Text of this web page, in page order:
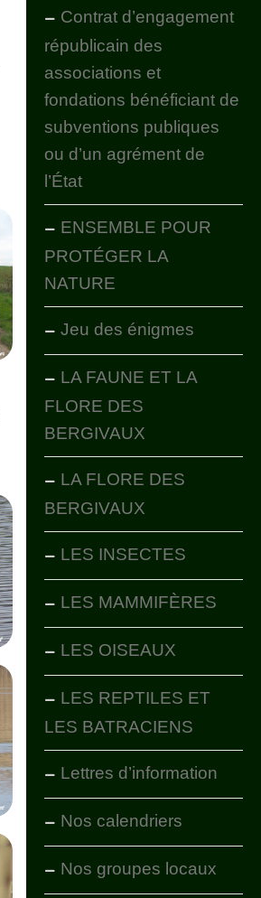
Contrat d’engagement
républicain des
associations et
fondations bénéficiant de
subventions publiques
ou d’un agrément de
l’État
ENSEMBLE POUR
PROTÉGER LA
NATURE
Jeu des énigmes
LA FAUNE ET LA
FLORE DES
BERGIVAUX
LA FLORE DES
BERGIVAUX
LES INSECTES
LES MAMMIFÈRES
LES OISEAUX
LES REPTILES ET
LES BATRACIENS
Lettres d’information
Nos calendriers
Nos groupes locaux